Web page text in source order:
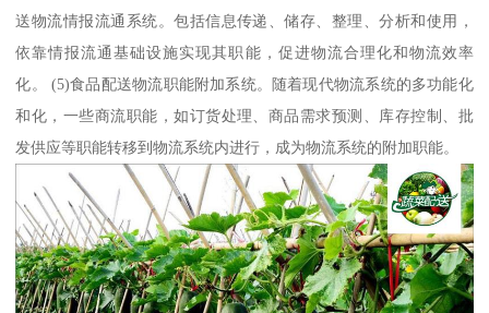
送物流情报流通系统。包括信息传递、储存、整理、分析和使用，
依靠情报流通基础设施实现其职能，促进物流合理化和物流效率
化。 (5)食品配送物流职能附加系统。随着现代物流系统的多功能化
和化，一些商流职能，如订货处理、商品需求预测、库存控制、批
发供应等职能转移到物流系统内进行，成为物流系统的附加职能。